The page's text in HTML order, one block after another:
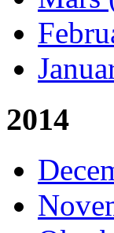
2014